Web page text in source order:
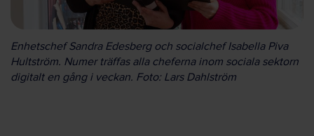
Enhetschef Sandra Edesberg och socialchef Isabella Piva
Hultström. Numer träffas alla cheferna inom sociala sektorn
digitalt en gång i veckan. Foto: Lars Dahlström